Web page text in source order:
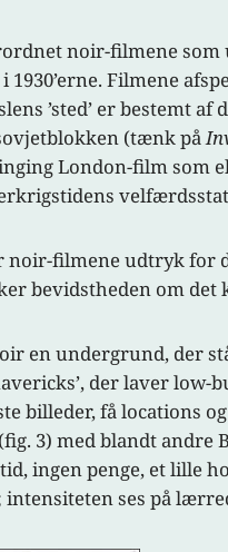
noir-filmene
1930’erne. Filmene
’sted’ er bestemt
(tænk på
London-film som
noir-filmene udtryk for
bevidstheden om
en undergrund, der
der laver
billeder, få locations
3) med blandt andre
ingen penge, et lille
ses på